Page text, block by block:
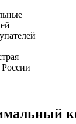
России